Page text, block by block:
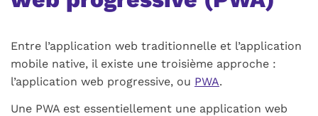
Entre l’application web traditionnelle et l’application
mobile native, il existe une troisième approche :
l’application web progressive, ou PWA.
Une PWA est essentiellement une application web